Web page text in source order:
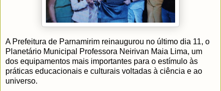
A Prefeitura de Parnamirim reinaugurou no último dia 11, o
Planetário Municipal Professora Neirivan Maia Lima, um
dos equipamentos mais importantes para o estímulo às
práticas educacionais e culturais voltadas à ciência e ao
universo.